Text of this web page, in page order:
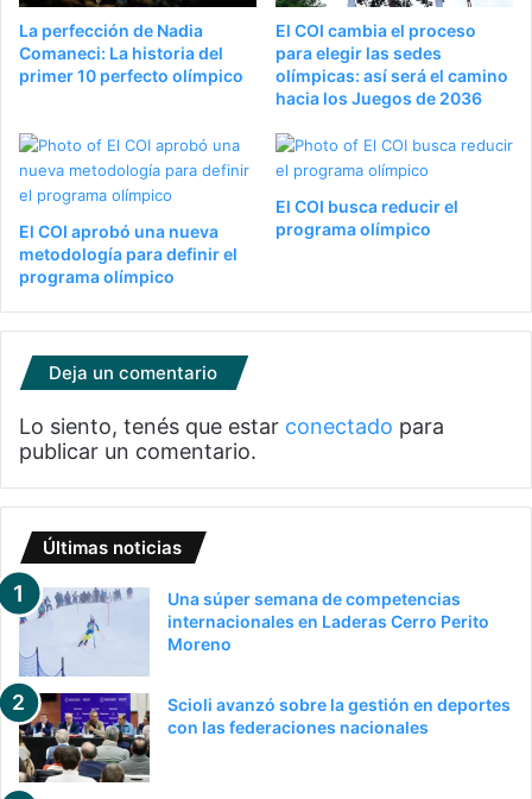
La perfección de Nadia
Comaneci: La historia del
primer 10 perfecto olímpico
El COI cambia el proceso
para elegir las sedes
olímpicas: así será el camino
hacia los Juegos de 2036
El COI aprobó una nueva
metodología para definir el
programa olímpico
El COI busca reducir el
programa olímpico
Deja un comentario
Lo siento, tenés que estar conectado para
publicar un comentario.
Últimas noticias
Una súper semana de competencias
internacionales en Laderas Cerro Perito
Moreno
Scioli avanzó sobre la gestión en deportes
con las federaciones nacionales